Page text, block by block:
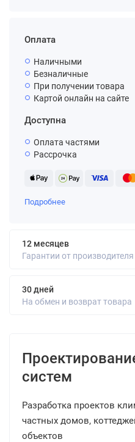
Оплата
Наличными
Безналичные
При получении товара
Картой онлайн на сайте
Доступна
Оплата частями
Рассрочка
Подробнее
12 месяцев
Гарантии от производителя
30 дней
На обмен и возврат товара
систем
Разработка проектов
частных домов,
объектов